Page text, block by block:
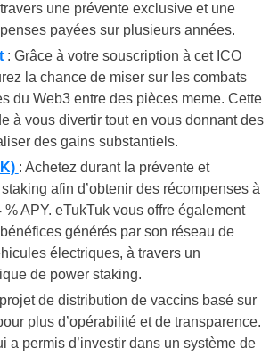
une prévente exclusive et une
payées sur plusieurs années.
: Grâce à votre souscription à cet ICO
la chance de miser sur les combats
du Web3 entre des pièces meme. Cette
à vous divertir tout en vous donnant des
des gains substantiels.
: Achetez durant la prévente et
afin d’obtenir des récompenses à
% APY. eTukTuk vous offre également
générés par son réseau de
électriques, à travers un
de power staking.
de distribution de vaccins basé sur
plus d’opérabilité et de transparence.
a permis d’investir dans un système de